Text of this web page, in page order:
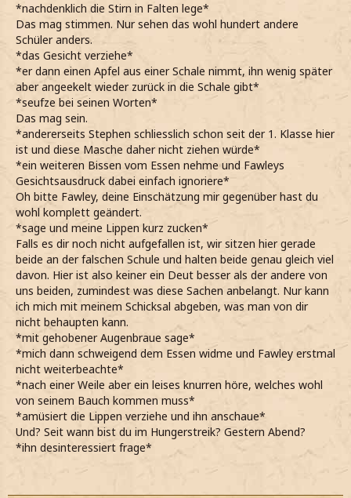
*nachdenklich die Stirn in Falten lege*
Das mag stimmen. Nur sehen das wohl hundert andere
Schüler anders.
*das Gesicht verziehe*
*er dann einen Apfel aus einer Schale nimmt, ihn wenig später
aber angeekelt wieder zurück in die Schale gibt*
*seufze bei seinen Worten*
Das mag sein.
*andererseits Stephen schliesslich schon seit der 1. Klasse hier
ist und diese Masche daher nicht ziehen würde*
*ein weiteren Bissen vom Essen nehme und Fawleys
Gesichtsausdruck dabei einfach ignoriere*
Oh bitte Fawley, deine Einschätzung mir gegenüber hast du
wohl komplett geändert.
*sage und meine Lippen kurz zucken*
Falls es dir noch nicht aufgefallen ist, wir sitzen hier gerade
beide an der falschen Schule und halten beide genau gleich viel
davon. Hier ist also keiner ein Deut besser als der andere von
uns beiden, zumindest was diese Sachen anbelangt. Nur kann
ich mich mit meinem Schicksal abgeben, was man von dir
nicht behaupten kann.
*mit gehobener Augenbraue sage*
*mich dann schweigend dem Essen widme und Fawley erstmal
nicht weiterbeachte*
*nach einer Weile aber ein leises knurren höre, welches wohl
von seinem Bauch kommen muss*
*amüsiert die Lippen verziehe und ihn anschaue*
Und? Seit wann bist du im Hungerstreik? Gestern Abend?
*ihn desinteressiert frage*